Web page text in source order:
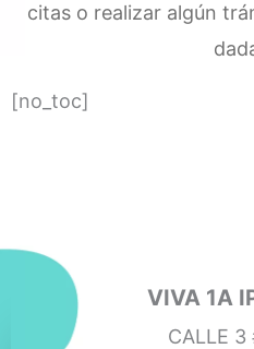
citas o realizar algún
[no_toc]
VIVA 1A
CALLE 3